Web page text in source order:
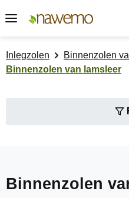
Ga naar de hoofdinhoud
Inlegzolen
Binnenzolen
Binnenzolen van lamsleer
Binnenzolen